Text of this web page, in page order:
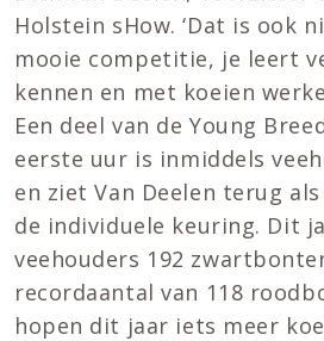
Holstein sHow. ‘Dat is ook
mooie competitie, je leert
kennen en met koeien
Een deel van de Young
eerste uur is inmiddels
en ziet Van Deelen terug
de individuele keuring. Dit
veehouders 192
recordaantal van 118
hopen dit jaar iets meer